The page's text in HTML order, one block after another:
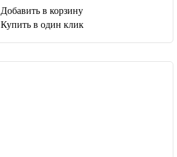
Добавить в корзину
Купить в один клик